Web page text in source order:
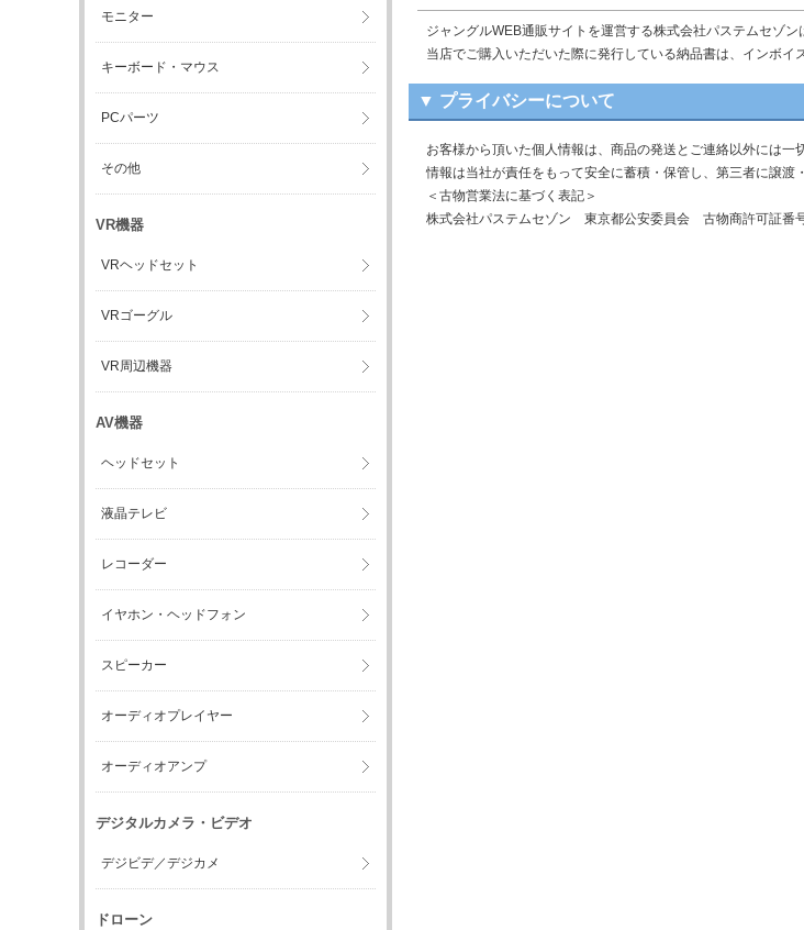
ジャングルWEB通販サイトを運営する株式会社パステムセゾ
当店でご購入いただいた際に発行している納品書は、インボイ
▼ プライバシーについて
お客様から頂いた個人情報は、商品の発送とご連絡以外には一
情報は当社が責任をもって安全に蓄積・保管し、第三者に譲渡
＜古物営業法に基づく表記＞
株式会社パステムセゾン 東京都公安委員会 古物商許可証
モニター
キーボード・マウス
PCパーツ
その他
VR機器
VRヘッドセット
VRゴーグル
VR周辺機器
AV機器
ヘッドセット
液晶テレビ
レコーダー
イヤホン・ヘッドフォン
スピーカー
オーディオプレイヤー
オーディオアンプ
デジタルカメラ・ビデオ
デジビデ／デジカメ
ドローン